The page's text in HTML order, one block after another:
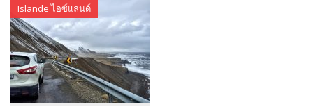
Islande ไอซ์แลนด์